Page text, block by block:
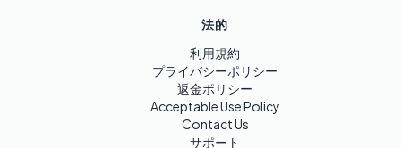
法的
利用規約
プライバシーポリシー
返金ポリシー
Acceptable Use Policy
Contact Us
サポート